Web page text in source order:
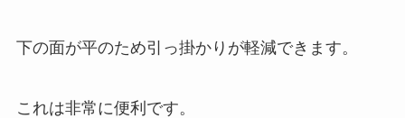
下の面が平のため引っ掛かりが軽減できます。
これは非常に便利です。